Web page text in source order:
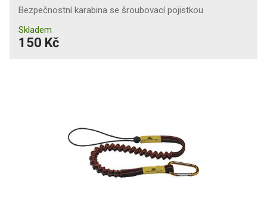
Bezpečnostní karabina se šroubovací pojistkou
Skladem
150 Kč